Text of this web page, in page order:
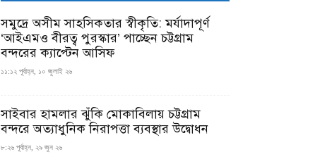
সমুদ্রে অসীম সাহসিকতার স্বীকৃতি: মর্যাদাপূর্ণ
‘আইএমও বীরত্ব পুরস্কার’ পাচ্ছেন চট্টগ্রাম
বন্দরের ক্যাপ্টেন আসিফ
১১:১২ পূর্বাহ্ন, ১০ জুলাই ২৬
সাইবার হামলার ঝুঁকি মোকাবিলায় চট্টগ্রাম
বন্দরে অত্যাধুনিক নিরাপত্তা ব্যবস্থার উদ্বোধন
৮:২৬ পূর্বাহ্ন, ২৯ জুন ২৬